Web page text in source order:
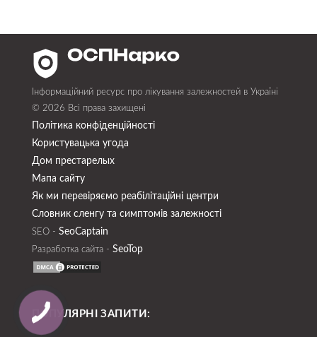
Інформаційний ресурс про лікування залежностей в Україні
© 2026 Всі права захищені
Політика конфіденційності
Користувацька угода
Дом престарелых
Мапа сайту
Як ми перевіряємо реабілітаційні центри
Словник сленгу та симптомів залежності
SEO - SeoСaptain
Разработка сайта - SeoTop
ПОПУЛЯРНІ ЗАПИТИ: